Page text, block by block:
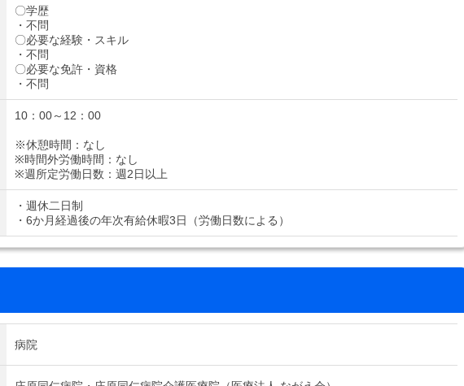
〇学歴
・不問
〇必要な経験・スキル
・不問
〇必要な免許・資格
・不問
10：00～12：00
※休憩時間：なし
※時間外労働時間：なし
※週所定労働日数：週2日以上
・週休二日制
・6か月経過後の年次有給休暇3日（労働日数による）
病院